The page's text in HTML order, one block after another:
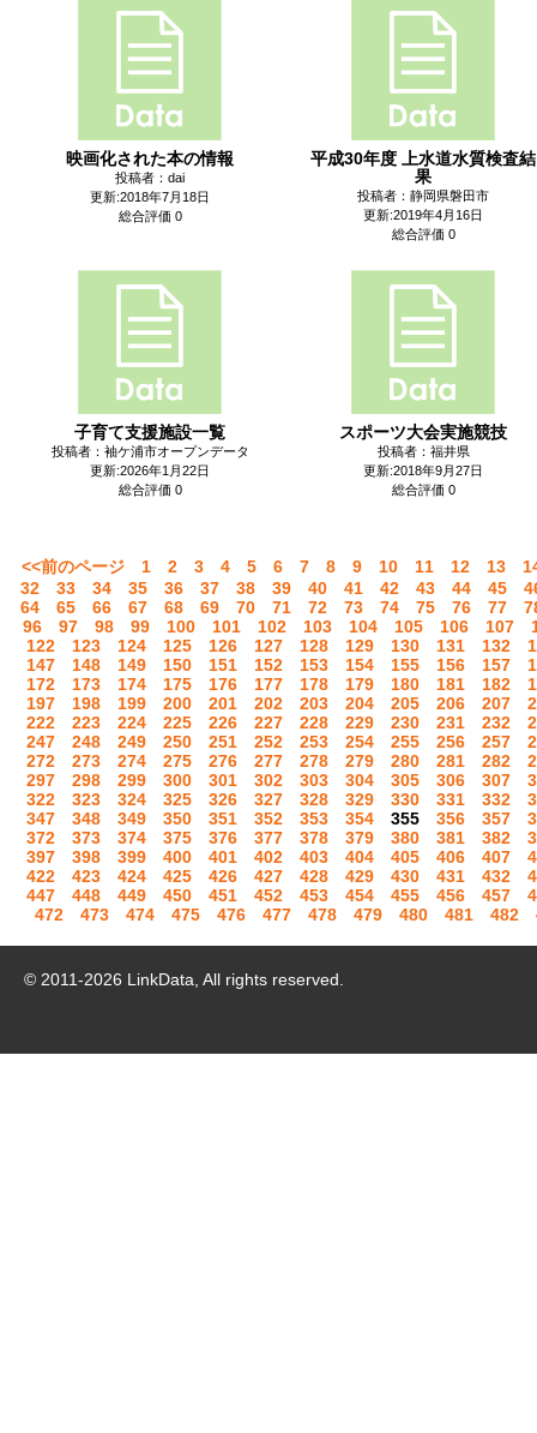
映画化された本の情報
投稿者：dai
更新:2018年7月18日
総合評価 0
平成30年度 上水道水質検査結
果
投稿者：静岡県磐田市
更新:2019年4月16日
総合評価 0
子育て支援施設一覧
投稿者：袖ケ浦市オープンデータ
更新:2026年1月22日
総合評価 0
スポーツ大会実施競技
投稿者：福井県
更新:2018年9月27日
総合評価 0
<<前のページ 1 2 3 4 5 6 7 8 9 10 11 12 13
32
33 34 35 36 37 38 39 40 41 42 43 44 45
64
65 66 67 68 69 70 71 72 73 74 75 76 77
96
97 98 99 100 101 102 103 104 105 106 107
122
123 124 125 126 127 128 129 130 131 132
147
148 149 150 151 152 153 154 155 156 157
172
173 174 175 176 177 178 179 180 181 182
197
198 199 200 201 202 203 204 205 206 207
222
223 224 225 226 227 228 229 230 231 232
247
248 249 250 251 252 253 254 255 256 257
272
273 274 275 276 277 278 279 280 281 282
297
298 299 300 301 302 303 304 305 306 307
322
323 324 325 326 327 328 329 330 331 332
347
348 349 350 351 352 353 354 355 356 357
372
373 374 375 376 377 378 379 380 381 382
397
398 399 400 401 402 403 404 405 406 407
422
423 424 425 426 427 428 429 430 431 432
447
448 449 450 451 452 453 454 455 456 457
472
473 474 475 476 477 478 479 480 481 482
© 2011-2026 LinkData, All rights reserved.